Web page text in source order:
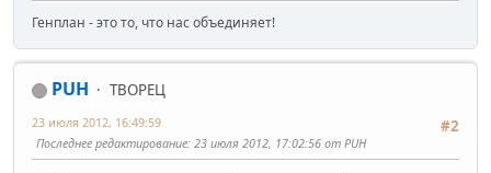
Генплан - это то, что нас объединяет!
PUH
ТВОРЕЦ
#2
23 июля 2012, 16:49:59
Последнее редактирование: 23 июля 2012, 17:02:56 от PUH